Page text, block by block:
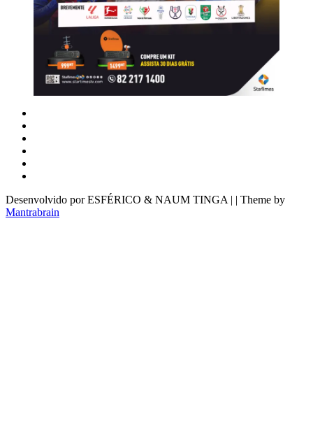
Desenvolvido por ESFÉRICO & NAUM TINGA | | Theme by
Mantrabrain